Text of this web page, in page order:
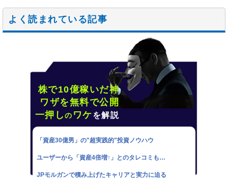
よく読まれている記事
株で10億稼いだ神
ワザを無料で公開
一押しの ワケを解説
「資産30億男」の"超実践的"投資ノウハウ
ユーザーから「資産4倍増↑」とのタレコミも…
JPモルガンで積み上げたキャリアと実力に迫る